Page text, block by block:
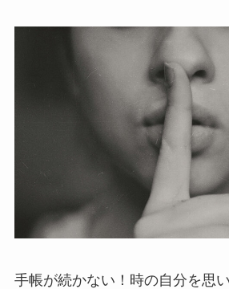
手帳が続かない！時の自分を思